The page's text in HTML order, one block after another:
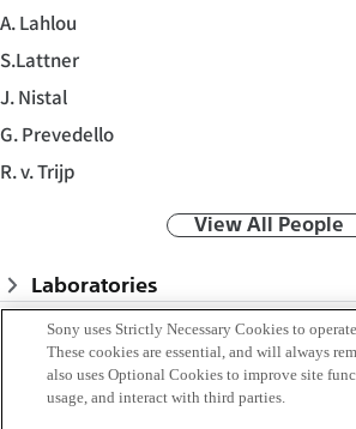
A. Lahlou
S.Lattner
J. Nistal
G. Prevedello
R. v. Trijp
View All People
Laboratories
Tokyo
Kyoto
Sony uses Strictly Necessary Cookies to
These cookies are essential, and will always
also uses Optional Cookies to improve site
usage, and interact with third parties.